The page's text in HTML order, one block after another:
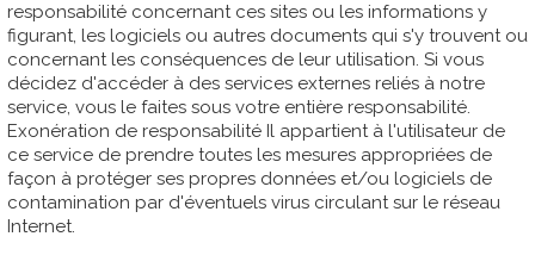
responsabilité concernant ces sites ou les informations y
figurant, les logiciels ou autres documents qui s'y trouvent ou
concernant les conséquences de leur utilisation. Si vous
décidez d'accéder à des services externes reliés à notre
service, vous le faites sous votre entière responsabilité.
Exonération de responsabilité Il appartient à l'utilisateur de
ce service de prendre toutes les mesures appropriées de
façon à protéger ses propres données et/ou logiciels de
contamination par d'éventuels virus circulant sur le réseau
Internet.